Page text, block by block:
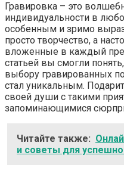
Гравировка – это
индивидуальности в
особенным и зримо
просто творчество, а
вложенные в каждый
статьей вы смогли
выбору гравированных
стал уникальным.
своей души с такими
запоминающимися
Читайте также:
и советы для